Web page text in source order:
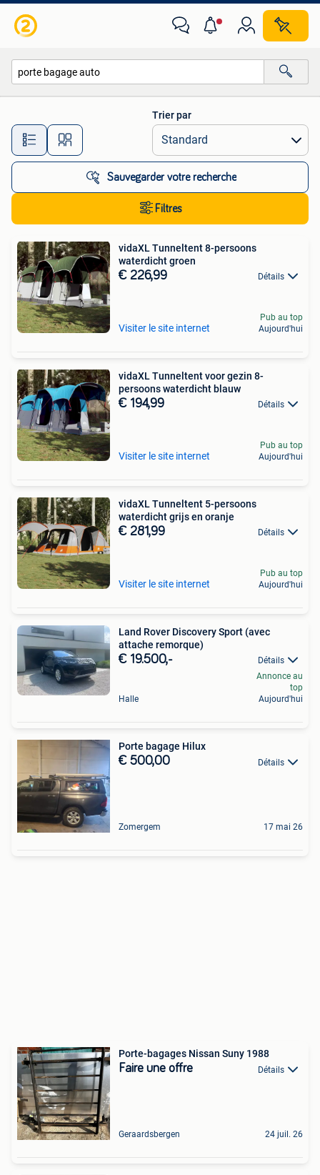
Toutes les distances…
Trier par
Sauvegarder votre recherche
Filtres
vidaXL Tunneltent 8-persoons
waterdicht groen
€ 226,99 Détails
Visiter le site internet
Pub au top
Aujourd'hui
vidaXL Tunneltent voor gezin 8-
persoons waterdicht blauw
€ 194,99 Détails
Visiter le site internet
Pub au top
Aujourd'hui
vidaXL Tunneltent 5-persoons
waterdicht grijs en oranje
€ 281,99 Détails
Visiter le site internet
Pub au top
Aujourd'hui
Land Rover Discovery Sport (avec
attache remorque)
€ 19.500,- Détails
Halle
Annonce au
top
Aujourd'hui
Porte bagage Hilux
€ 500,00 Détails
Zomergem 17 mai 26
Porte-bagages Nissan Suny 1988
Faire une offre Détails
Geraardsbergen 24 juil. 26